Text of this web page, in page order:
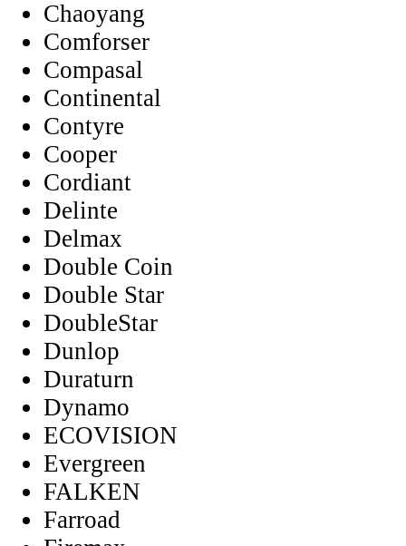
Chaoyang
Comforser
Compasal
Continental
Contyre
Cooper
Cordiant
Delinte
Delmax
Double Coin
Double Star
DoubleStar
Dunlop
Duraturn
Dynamo
ECOVISION
Evergreen
FALKEN
Farroad